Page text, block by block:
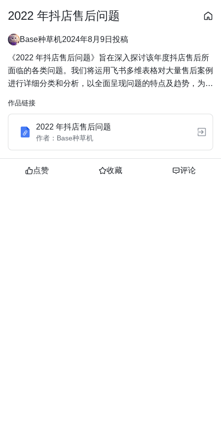
2022 年抖店售后问题
Base种草机2024年8月9日 投稿
《2022 年抖店售后问题》旨在深入探讨该年度抖店售后所
面临的各类问题。我们将运用飞书多维表格对大量售后案例
进行详细分类和分析，以全面呈现问题的特点及趋势，为提
作品链接
2022 年抖店售后问题
作者： Base种草机
点赞 收藏 评论